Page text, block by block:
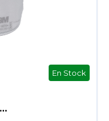
En Stock